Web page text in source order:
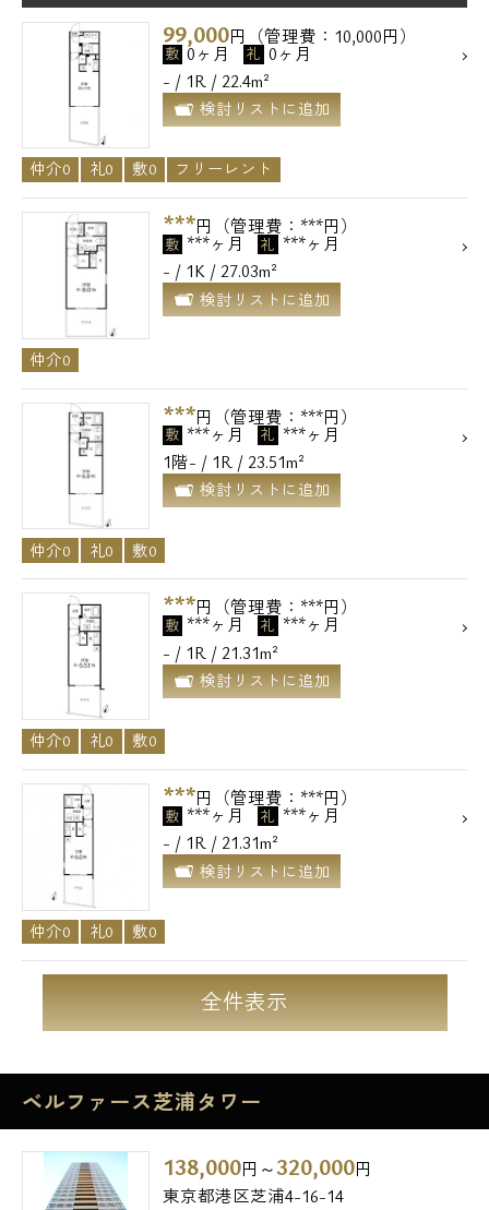
99,000円（管理費：10,000円）
敷 0ヶ月 礼 0ヶ月
- / 1R / 22.4m²
検討リストに追加
仲介0 礼0 敷0 フリーレント
***円（管理費：***円）
敷 ***ヶ月 礼 ***ヶ月
- / 1K / 27.03m²
検討リストに追加
仲介0
***円（管理費：***円）
敷 ***ヶ月 礼 ***ヶ月
1階- / 1R / 23.51m²
検討リストに追加
仲介0 礼0 敷0
***円（管理費：***円）
敷 ***ヶ月 礼 ***ヶ月
- / 1R / 21.31m²
検討リストに追加
仲介0 礼0 敷0
***円（管理費：***円）
敷 ***ヶ月 礼 ***ヶ月
- / 1R / 21.31m²
検討リストに追加
仲介0 礼0 敷0
全件表示
ベルファース芝浦タワー
138,000円～320,000円
東京都港区芝浦4-16-14